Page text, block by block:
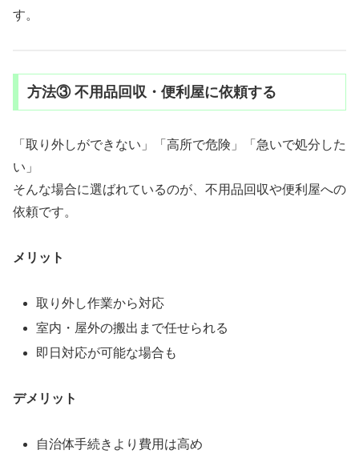
す。
方法③ 不用品回収・便利屋に依頼する
「取り外しができない」「高所で危険」「急いで処分した
い」
そんな場合に選ばれているのが、不用品回収や便利屋への
依頼です。
メリット
取り外し作業から対応
室内・屋外の搬出まで任せられる
即日対応が可能な場合も
デメリット
自治体手続きより費用は高め